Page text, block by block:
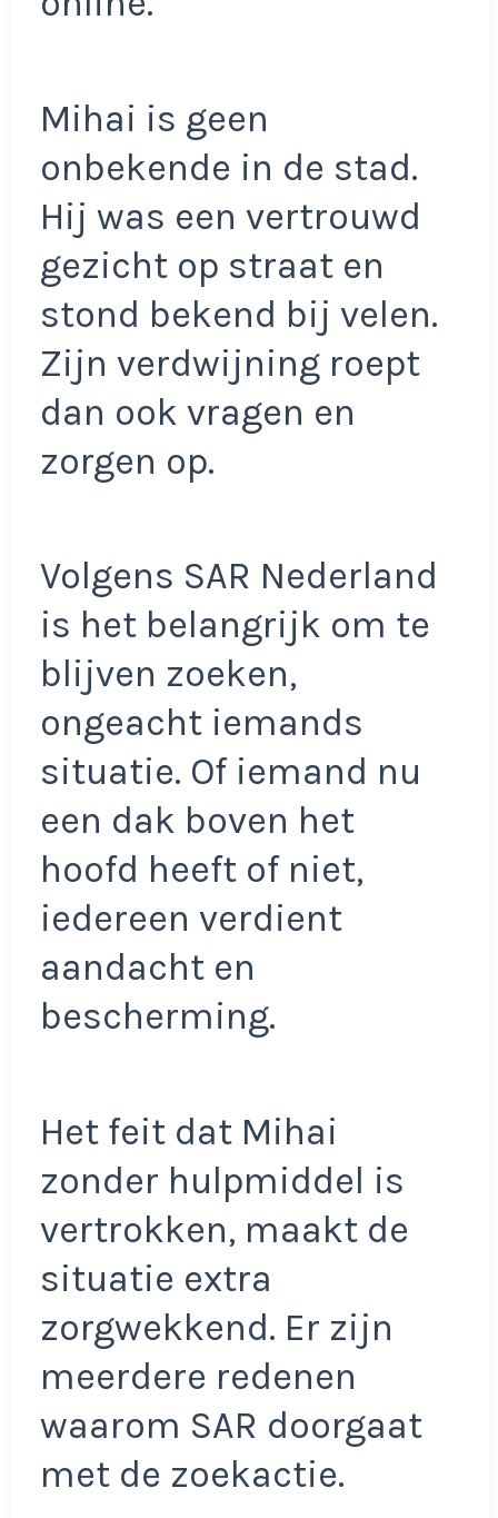
Mihai is geen
onbekende in de stad.
Hij was een vertrouwd
gezicht op straat en
stond bekend bij velen.
Zijn verdwijning roept
dan ook vragen en
zorgen op.
Volgens SAR Nederland
is het belangrijk om te
blijven zoeken,
ongeacht iemands
situatie. Of iemand nu
een dak boven het
hoofd heeft of niet,
iedereen verdient
aandacht en
bescherming.
Het feit dat Mihai
zonder hulpmiddel is
vertrokken, maakt de
situatie extra
zorgwekkend. Er zijn
meerdere redenen
waarom SAR doorgaat
met de zoekactie.